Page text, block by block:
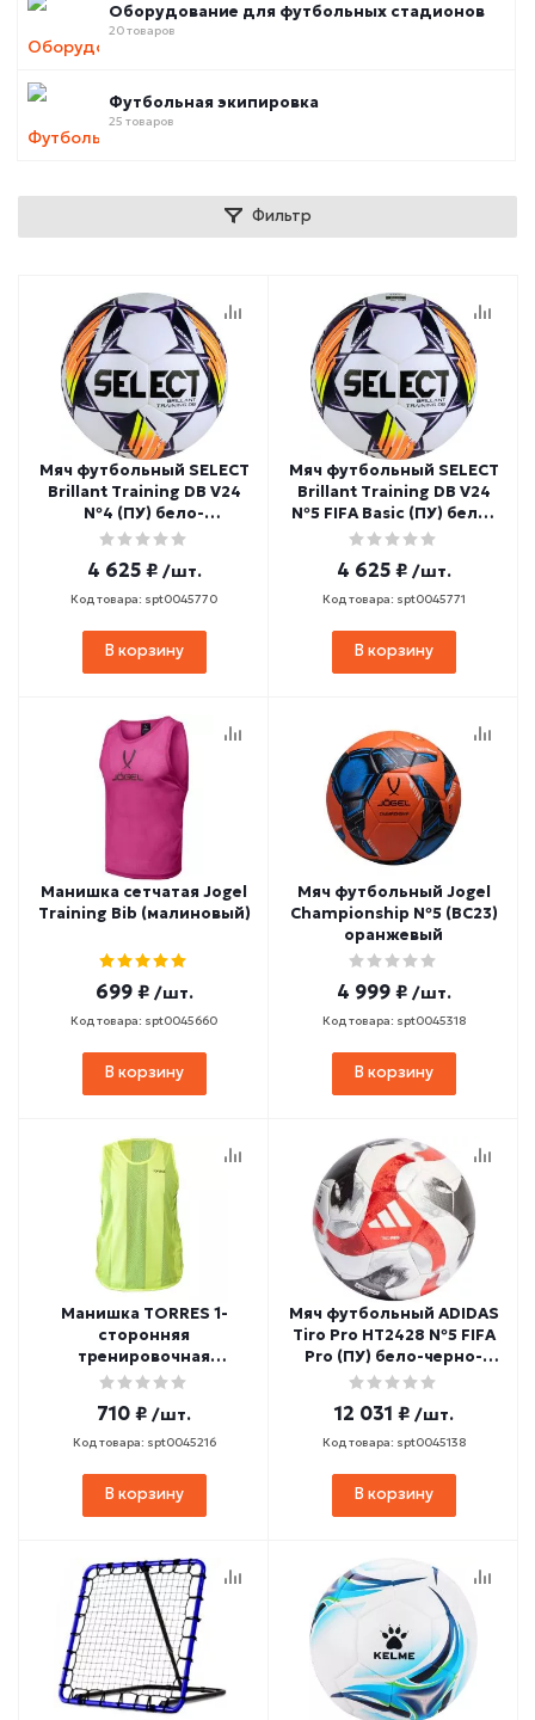
Оборудование для футбольных стадионов
20 товаров
Футбольная экипировка
25 товаров
Фильтр
Мяч футбольный SELECT
Brillant Training DB V24
№4 (ПУ) бело-
фиолетово-оранжевый
4 625 ₽ /шт.
Код товара: spt0045770
В корзину
Мяч футбольный SELECT
Brillant Training DB V24
№5 FIFA Basic (ПУ) бело-
фиолетово-оранжевый
4 625 ₽ /шт.
Код товара: spt0045771
В корзину
Манишка сетчатая Jogel
Training Bib (малиновый)
699 ₽ /шт.
Код товара: spt0045660
В корзину
Мяч футбольный Jogel
Championship №5 (BC23)
оранжевый
4 999 ₽ /шт.
Код товара: spt0045318
В корзину
Манишка TORRES 1-
сторонняя
тренировочная
(полиэстер, желтый)
710 ₽ /шт.
Код товара: spt0045216
В корзину
Мяч футбольный ADIDAS
Tiro Pro HT2428 №5 FIFA
Pro (ПУ) бело-черно-
красный
12 031 ₽ /шт.
Код товара: spt0045138
В корзину